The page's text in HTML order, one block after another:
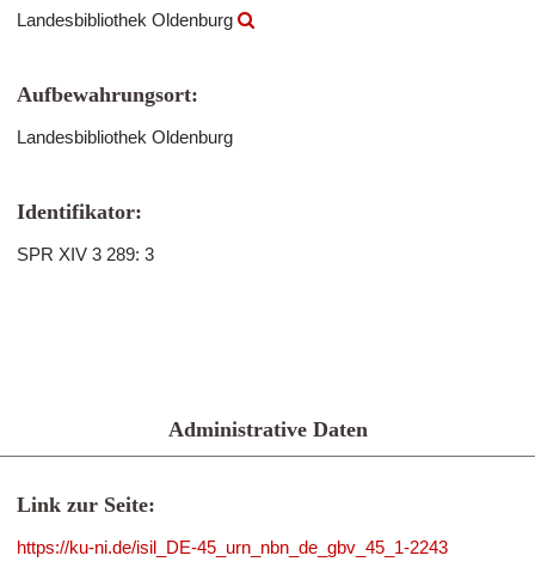
Landesbibliothek Oldenburg
Aufbewahrungsort:
Landesbibliothek Oldenburg
Identifikator:
SPR XIV 3 289: 3
Administrative Daten
Link zur Seite:
https://ku-ni.de/isil_DE-45_urn_nbn_de_gbv_45_1-2243